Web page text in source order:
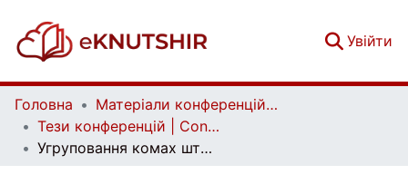
Увійти
Головна
Матеріали конференцій | Conference materials
Тези конференцій | Conference papers
Угруповання комах штучних гнізд лісосмуг околиць с. Меченки (Полтавська область)